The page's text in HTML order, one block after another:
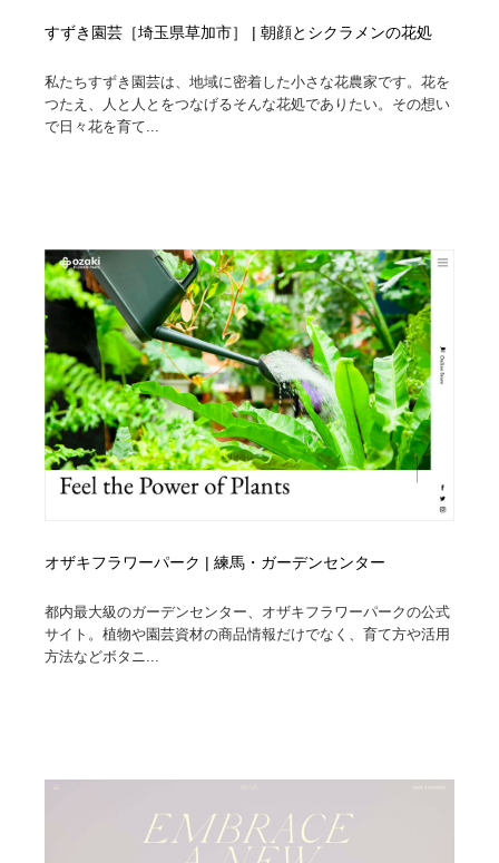
すずき園芸［埼玉県草加市］ | 朝顔とシクラメンの花処
私たちすずき園芸は、地域に密着した小さな花農家です。花を
つたえ、人と人とをつなげるそんな花処でありたい。その想い
で日々花を育て...
オザキフラワーパーク | 練馬・ガーデンセンター
都内最大級のガーデンセンター、オザキフラワーパークの公式
サイト。植物や園芸資材の商品情報だけでなく、育て方や活用
方法などボタニ...